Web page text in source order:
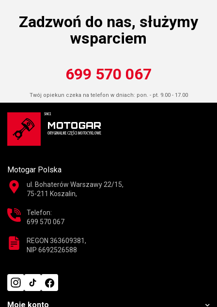
Zadzwoń do nas, służymy
wsparciem
699 570 067
Twój opiekun czeka na telefon w dniach: pon. - pt. 9.00 - 17.00
Motogar Polska
ul. Bohaterów Warszawy 22/15,
75-211 Koszalin,
Telefon:
699 570 067
REGON 363609381,
NIP 6692526588
Moje konto